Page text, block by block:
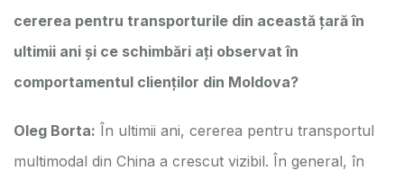
cererea pentru transporturile din această țară în
ultimii ani și ce schimbări ați observat în
comportamentul clienților din Moldova?
Oleg Borta: În ultimii ani, cererea pentru transportul
multimodal din China a crescut vizibil. În general, în